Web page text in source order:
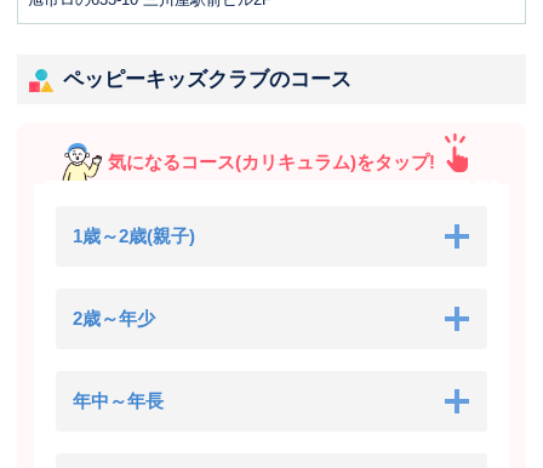
ペッピーキッズクラブのコース
気になるコース(カリキュラム)をタップ!
1歳～2歳(親子)
2歳～年少
年中～年長